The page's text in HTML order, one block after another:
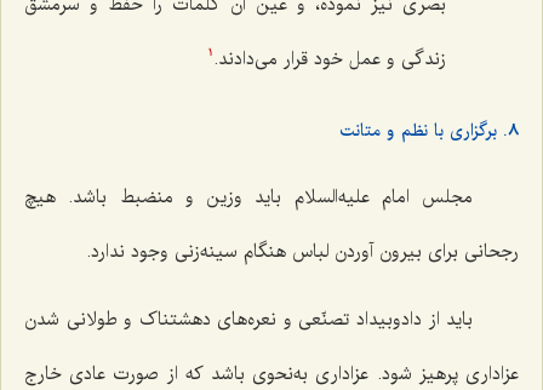
زندگى و عمل خود قرار مى‌دادند. 1
8. برگزاری با نظم و متانت
مجلس امام علیه‌السلام باید وزین و منضبط باشد. هیچ
رجحانی برای بیرون آوردن لباس هنگام سینه‌زنی وجود ندارد.
باید از دادوبیداد تصنّعی و نعره‌های دهشتناک و طولانی شدن
عزاداری پرهیز شود. عزاداری به‌نحوی باشد که از صورت عادی خارج